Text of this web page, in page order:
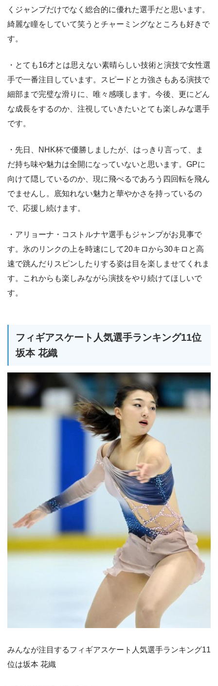
くジャンプだけでなく総合的に優れた選手だと思います。
綺麗な瞳をしていて笑うとチャーミングなところも好きで
す。
・とても16才とは思えない素晴らしい技術と演技で女性選
手で一番注目しています。スピードとカ強さもある演技で
細部まで完璧な滑りに、唯々感嘆します。今後、更にどん
な成長をするのか、注視していきたいとても楽しみな選手
です。
・先日、NHK杯で優勝しましたが、はっきり言って、ま
だ持ち味や魅力は全開になっていないと思います。GPに
向けて隠しているのか、現に飛べるであろう四回転を飛ん
でませんし。底知れない魅力と華やかさを持っているの
で、応援し続けます。
・アリョーナ・コストルナヤ選手もジャンプがお見事で
す。氷のリンクの上を時速にして20キロから30キロと高
速で跳んだりスピンしたりする姿は目を楽しませてくれま
す。これからも楽しみながら演技をやり続けてほしいで
す。
フィギアスケート人気選手ランキング11位
坂本 花織
みんなが注目するフィギアスケート人気選手ランキング11
位は坂本 花織